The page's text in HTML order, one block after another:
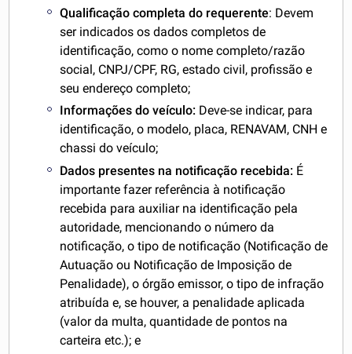
Qualificação completa do requerente: Devem
ser indicados os dados completos de
identificação, como o nome completo/razão
social, CNPJ/CPF, RG, estado civil, profissão e
seu endereço completo;
Informações do veículo: Deve-se indicar, para
identificação, o modelo, placa, RENAVAM, CNH e
chassi do veículo;
Dados presentes na notificação recebida: É
importante fazer referência à notificação
recebida para auxiliar na identificação pela
autoridade, mencionando o número da
notificação, o tipo de notificação (Notificação de
Autuação ou Notificação de Imposição de
Penalidade), o órgão emissor, o tipo de infração
atribuída e, se houver, a penalidade aplicada
(valor da multa, quantidade de pontos na
carteira etc.); e